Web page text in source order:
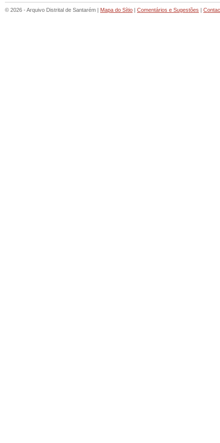
© 2026 - Arquivo Distrital de Santarém | Mapa do Sítio | Comentários e Sugestões |